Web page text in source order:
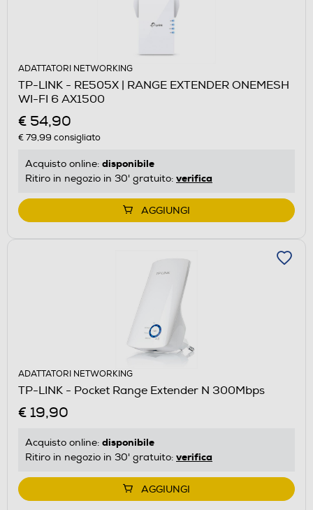
ADATTATORI NETWORKING
TP-LINK - RE505X | RANGE EXTENDER ONEMESH
WI-FI 6 AX1500
€ 54,90
€ 79,99 consigliato
Acquisto online: disponibile
Ritiro in negozio in 30' gratuito: verifica
AGGIUNGI
ADATTATORI NETWORKING
TP-LINK - Pocket Range Extender N 300Mbps
€ 19,90
Acquisto online: disponibile
Ritiro in negozio in 30' gratuito: verifica
AGGIUNGI